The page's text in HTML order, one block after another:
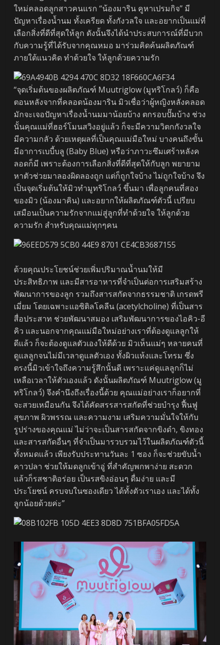
ใหม่คลอดลูกสาวคนแรก “น้องมาริน คูหาเปรมกิจ” มี
ปัญหาเรื่องน้ำนม ทั้งเครียด ทั้งกังวลใจ และอยากเป็นแม่ที่
เลือกสิ่งที่ดีที่สุดให้ลูก ดังนั้นจึงได้นำประสบการณ์ที่มีบวก
กับความรู้ที่ได้รับจากคุณหมอ มาร่วมคิดค้นผลิตภัณฑ์
ภายใต้แนวคิด ทำด้วยใจ ให้ลูกด้วยความรัก
“จุดเริ่มต้นของผลิตภัณฑ์ Muutriglow (มูทริโกลว์) ก็คือ
ตอนหลังจากที่คลอดน้องมาริน มิวเชื่อว่าผู้หญิงหลังคลอด
มักจะเจอปัญหาเรื่องน้ำนมมาน้อยบ้าง ตกรอบปั๊มบ้าง ช่วง
นั้นคุณแม่ที่ฮอร์โมนสวิงอยู่แล้ว ก็จะมีความวิตกกังวลใจ
มีความกลัว ด้วยเหตุผลที่เป็นคุณแม่มือใหม่ บางคนถึงขั้น
มีอาการเบบี้บลู (Baby Blue) หรือว่าภาวะซึมเศร้าหลังค
ลอดก็มี เพราะต้องการเลือกสิ่งที่ดีที่สุดให้กับลูก พยายาม
หาตัวช่วยมาลองผิดลองถูก แต่ก็ถูกใจบ้าง ไม่ถูกใจบ้าง จึง
เป็นจุดเริ่มต้นให้มิวทำมูทริโกลว์ ขึ้นมา เพื่อลูกคนที่สอง
ของมิว (น้องมาคิน) และอยากให้ผลิตภัณฑ์ตัวนี้ เปรียบ
เสมือนเป็นความรักจากแม่สู่ลูกที่ทำด้วยใจ ให้ลูกด้วย
ความรัก สำหรับคุณแม่ทุกๆคน
ด้วยคุณประโยชน์ช่วยเพิ่มปริมาณน้ำนมให้มี
ประสิทธิภาพ และมีสารอาหารที่จำเป็นต่อการเสริมสร้าง
พัฒนาการของลูก รวมถึงสารสกัดจากธรรมชาติ เกรดพรี
เมี่ยม โดยเฉพาะแอซิติลโคลีน (acetylcholine) ที่เป็นสาร
สื่อประสาท ช่วยพัฒนาสมอง เสริมพัฒนาการของไอคิว-อี
คิว และนอกจากคุณแม่มือใหม่อย่างเราที่ต้องดูแลลูกให้
ดีแล้ว ก็จะต้องดูแลตัวเองให้ดีด้วย มิวเห็นแม่ๆ หลายคนที่
ดูแลลูกจนไม่มีเวลาดูแลตัวเอง ทั้งผิวแห้งและโทรม ซึ่ง
ตรงนี้มิวเข้าใจถึงความรู้สึกนั้นดี เพราะแค่ดูแลลูกก็ไม่
เหลือเวลาให้ตัวเองแล้ว ดังนั้นผลิตภัณฑ์ Muutriglow (มู
ทริโกลว์) จึงคำนึงถึงเรื่องนี้ด้วย คุณแม่อย่างเราก็อยากที่
จะสวยเหมือนกัน จึงได้คัดสรรสารสกัดที่ช่วยบำรุง ฟื้นฟู
สุขภาพ ผิวพรรณ และความงาม เสริมความมั่นใจให้กับ
รูปร่างของคุณแม่ ไม่ว่าจะเป็นสารสกัดจากขิงดำ, ขิงทอง
และสารสกัดอื่นๆ ที่จำเป็นมารวบรวมไว้ในผลิตภัณฑ์ตัวนี้
ทั้งหมดแล้ว เพียงรับประทานวันละ 1 ซอง ก็จะช่วยขับน้ำ
คาวปลา ช่วยให้มดลูกเข้าอู่ ที่สำคัญพกพาง่าย สะดวก
แล้วก็รสชาติอร่อย เป็นรสขิงอ่อนๆ ดื่มง่าย และมี
ประโยชน์ ครบจบในซองเดียว ได้ทั้งตัวเราเอง และได้ทั้ง
ลูกน้อยด้วยค่ะ”